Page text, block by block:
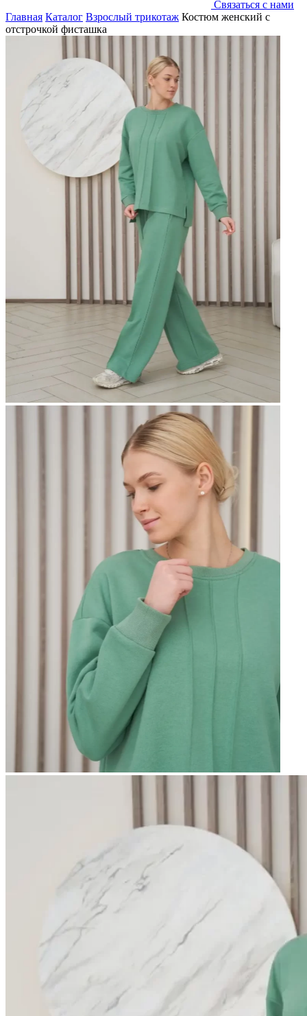
Связаться с нами
Главная Каталог Взрослый трикотаж Костюм женский с
отстрочкой фисташка